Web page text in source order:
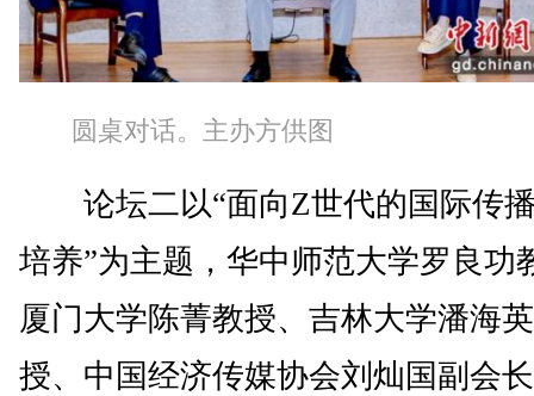
圆桌对话。主办方供图
论坛二以“面向Z世代的国际传
培养”为主题，华中师范大学罗良功
厦门大学陈菁教授、吉林大学潘海
授、中国经济传媒协会刘灿国副会